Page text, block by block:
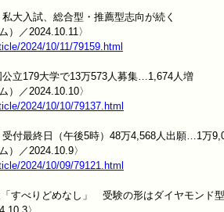
大入試、総合型・推薦型志向が続く
2024/10/11/79159.html
立179大学で13万573人募集…1,674人増
2024/10/10/79137.html
付最終日（午後5時）48万4,568人出願…1万
2024/10/09/79121.html
すべりどめなし」　受験の形はダイヤモンド